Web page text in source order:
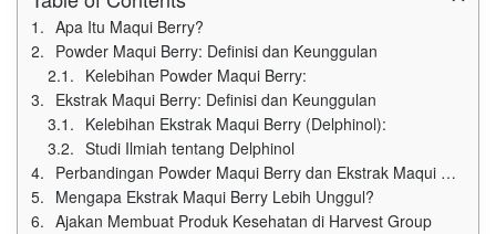
Apa Itu Maqui Berry?
Powder Maqui Berry: Definisi dan Keunggulan
Kelebihan Powder Maqui Berry:
Ekstrak Maqui Berry: Definisi dan Keunggulan
Kelebihan Ekstrak Maqui Berry (Delphinol):
Studi Ilmiah tentang Delphinol
Perbandingan Powder Maqui Berry dan Ekstrak Maqui Berry
Mengapa Ekstrak Maqui Berry Lebih Unggul?
Ajakan Membuat Produk Kesehatan di Harvest Group